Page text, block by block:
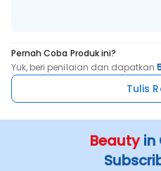
Pernah Coba Produk ini?
Yuk, beri penilaian dan dapatkan
Tulis
Beautyin